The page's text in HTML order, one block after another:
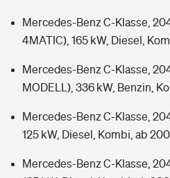
Mercedes-Benz C-Klasse,
4MATIC), 165 kW, Diesel,
Mercedes-Benz C-Klasse,
MODELL), 336 kW, Benzin,
Mercedes-Benz C-Klasse,
125 kW, Diesel, Kombi, ab
Mercedes-Benz C-Klasse,